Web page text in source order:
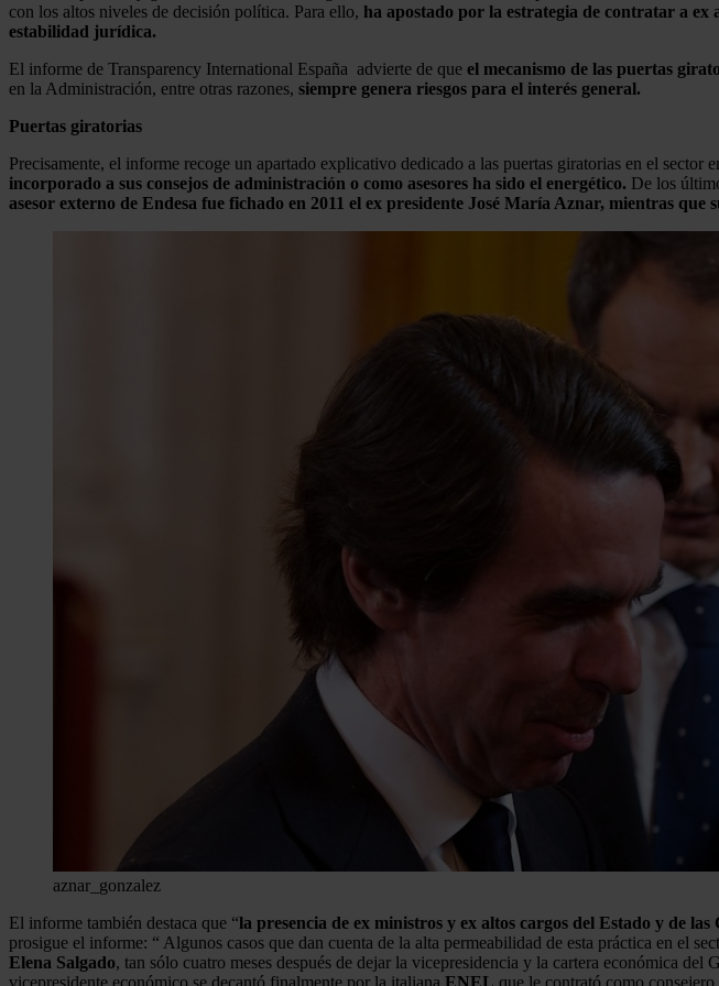
con los altos niveles de decisión política. Para ello, ha apostado por la estrategia de contratar a ex
estabilidad jurídica.
El informe de Transparency International España advierte de que el mecanismo de las puertas
en la Administración, entre otras razones, siempre genera riesgos para el interés general.
Puertas giratorias
Precisamente, el informe recoge un apartado explicativo dedicado a las puertas giratorias en el sector
incorporado a sus consejos de administración o como asesores ha sido el energético. De los
asesor externo de Endesa fue fichado en 2011 el ex presidente José María Aznar, mientras
aznar_gonzalez
El informe también destaca que “la presencia de ex ministros y ex altos cargos del Estado y de
prosigue el informe: “ Algunos casos que dan cuenta de la alta permeabilidad de esta práctica en el
Elena Salgado, tan sólo cuatro meses después de dejar la vicepresidencia y la cartera económica
vicepresidente económico se decantó finalmente por la italiana ENEL que le contrató como